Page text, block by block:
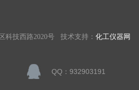
科技西路2020号 技术支持： 化工仪器网
QQ：932903191